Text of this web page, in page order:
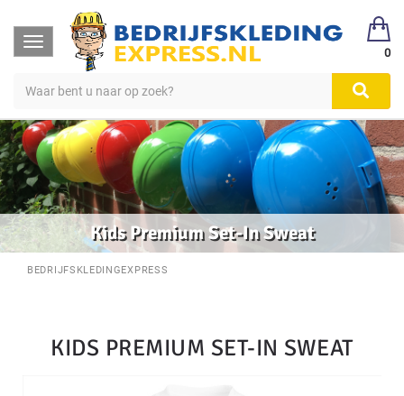
Toggle
navigation
0
Kids Premium Set-In Sweat
BEDRIJFSKLEDINGEXPRESS
KIDS PREMIUM SET-IN SWEAT